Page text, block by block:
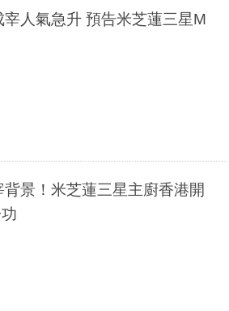
人氣急升 預告米芝蓮三星M
景！米芝蓮三星主廚香港開